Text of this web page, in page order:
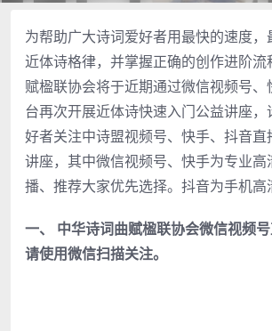
为帮助广大诗词爱好者用最快的速度，
近体诗格律，并掌握正确的创作进阶流
赋楹联协会将于近期通过微信视频号
台再次开展近体诗快速入门公益讲座，
好者关注中诗盟视频号、快手、抖音直
讲座，其中微信视频号、快手为专业高
播、推荐大家优先选择。抖音为手机高
一、 中华诗词曲赋楹联协会微信视频号
请使用微信扫描关注。